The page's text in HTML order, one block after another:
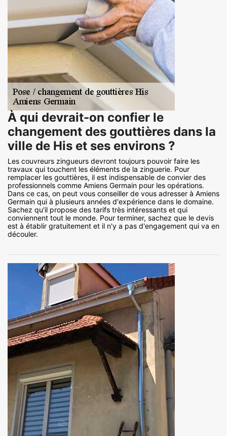
À qui devrait-on confier le
changement des gouttières dans la
ville de His et ses environs ?
Les couvreurs zingueurs devront toujours pouvoir faire les
travaux qui touchent les éléments de la zinguerie. Pour
remplacer les gouttières, il est indispensable de convier des
professionnels comme Amiens Germain pour les opérations.
Dans ce cas, on peut vous conseiller de vous adresser à Amiens
Germain qui à plusieurs années d'expérience dans le domaine.
Sachez qu'il propose des tarifs très intéressants et qui
conviennent tout le monde. Pour terminer, sachez que le devis
est à établir gratuitement et il n'y a pas d'engagement qui va en
découler.